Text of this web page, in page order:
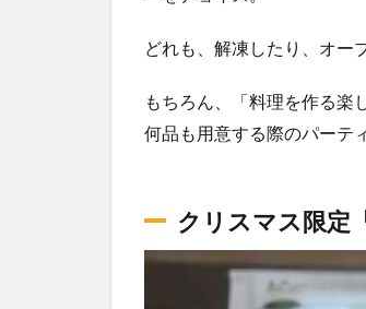
どれも、解凍したり、オー
もちろん、「料理を作る楽
何品も用意する際のパーテ
クリスマス限定